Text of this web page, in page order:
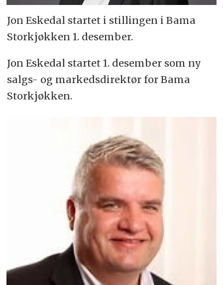
Jon Eskedal startet i stillingen i Bama
Storkjøkken 1. desember.
Jon Eskedal startet 1. desember som ny
salgs- og markedsdirektør for Bama
Storkjøkken.